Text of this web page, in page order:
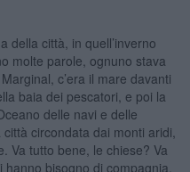
della città, in quell’inverno
molte parole, ognuno stava
c’era il mare davanti
baia dei pescatori, e poi la
delle navi e delle
circondata dai monti aridi,
Va tutto bene, le chiese? Va
bisogno di compagnia.